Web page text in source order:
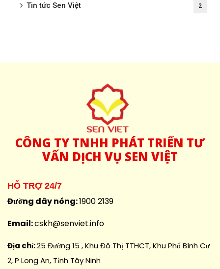
Tin tức Sen Việt 2
CÔNG TY TNHH PHÁT TRIỂN TƯ
VẤN DỊCH VỤ SEN VIỆT
HỖ TRỢ 24/7
Đường dây nóng:1900 2139
Email:cskh@senviet.info
Địa chỉ:25 Đường 15 , Khu Đô Thị TTHCT, Khu Phố Bình Cư
2, P Long An, Tỉnh Tây Ninh